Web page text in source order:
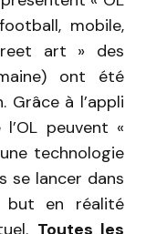
mobile,
art » des
ont été
Grâce à l’appli
peuvent «
technologie
se lancer dans
en réalité
Toutes les